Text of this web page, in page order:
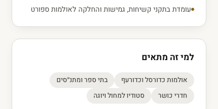
עומדת בתקני קשיחות, גמישות והחלקה לאולמות ספורט
למי זה מתאים
אולמות כדורסל וכדורעף
בתי ספר ומתנ״סים
חדרי כושר
סטודיו למחול ויוגה